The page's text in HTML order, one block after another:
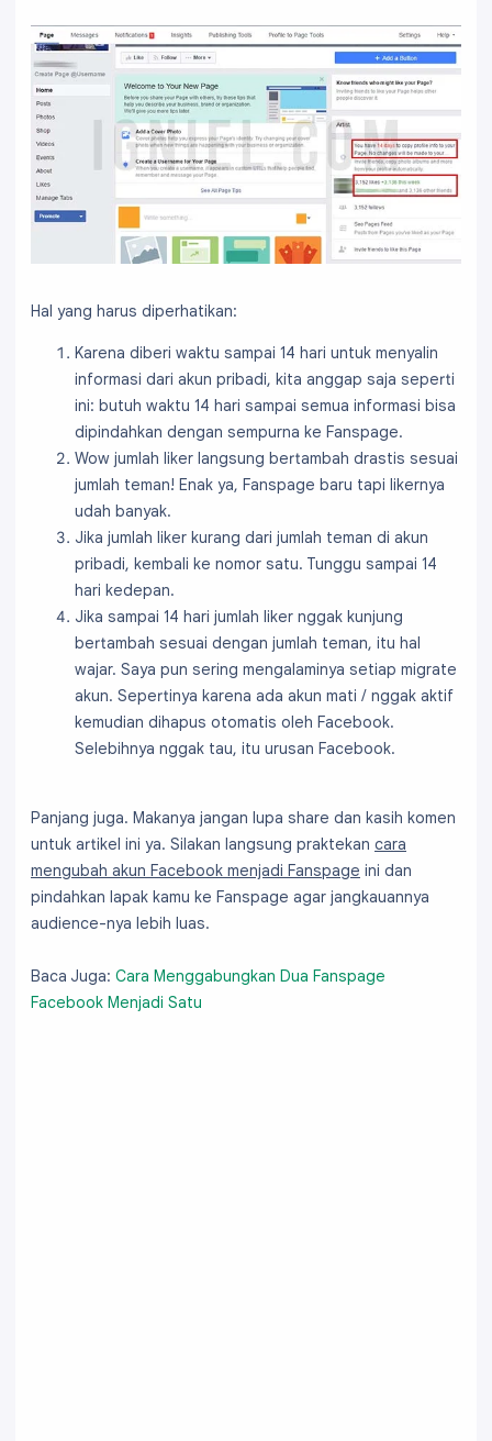
Hal yang harus diperhatikan:
Karena diberi waktu sampai 14 hari untuk menyalin
informasi dari akun pribadi, kita anggap saja seperti
ini: butuh waktu 14 hari sampai semua informasi bisa
dipindahkan dengan sempurna ke Fanspage.
Wow jumlah liker langsung bertambah drastis sesuai
jumlah teman! Enak ya, Fanspage baru tapi likernya
udah banyak.
Jika jumlah liker kurang dari jumlah teman di akun
pribadi, kembali ke nomor satu. Tunggu sampai 14
hari kedepan.
Jika sampai 14 hari jumlah liker nggak kunjung
bertambah sesuai dengan jumlah teman, itu hal
wajar. Saya pun sering mengalaminya setiap migrate
akun. Sepertinya karena ada akun mati / nggak aktif
kemudian dihapus otomatis oleh Facebook.
Selebihnya nggak tau, itu urusan Facebook.
Panjang juga. Makanya jangan lupa share dan kasih komen
untuk artikel ini ya. Silakan langsung praktekan cara
mengubah akun Facebook menjadi Fanspage ini dan
pindahkan lapak kamu ke Fanspage agar jangkauannya
audience-nya lebih luas.
Baca Juga: Cara Menggabungkan Dua Fanspage
Facebook Menjadi Satu